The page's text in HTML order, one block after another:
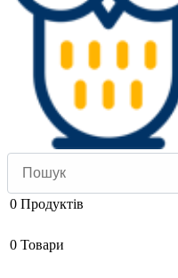
0 Продуктів
0 Товари